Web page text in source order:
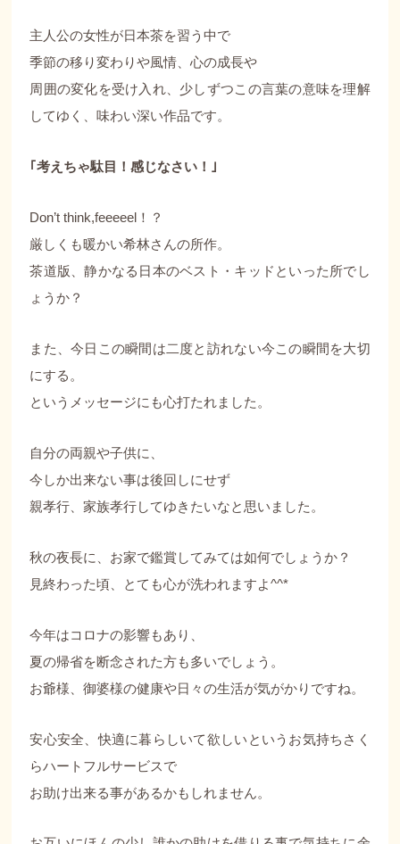
主人公の女性が日本茶を習う中で
季節の移り変わりや風情、心の成長や
周囲の変化を受け入れ、少しずつこの言葉の意味を理解
してゆく、味わい深い作品です。
｢考えちゃ駄目！感じなさい！｣
Don’t think,feeeeel！？
厳しくも暖かい希林さんの所作。
茶道版、静かなる日本のベスト・キッドといった所でし
ょうか？
また、今日この瞬間は二度と訪れない今この瞬間を大切
にする。
というメッセージにも心打たれました。
自分の両親や子供に、
今しか出来ない事は後回しにせず
親孝行、家族孝行してゆきたいなと思いました。
秋の夜長に、お家で鑑賞してみては如何でしょうか？
見終わった頃、とても心が洗われますよ^^*
今年はコロナの影響もあり、
夏の帰省を断念された方も多いでしょう。
お爺様、御婆様の健康や日々の生活が気がかりですね。
安心安全、快適に暮らしいて欲しいというお気持ちさく
らハートフルサービスで
お助け出来る事があるかもしれません。